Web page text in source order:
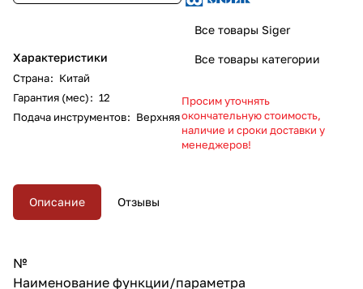
Характеристики
Страна: Китай
Гарантия (мес): 12
Подача инструментов: Верхняя
Все товары Siger
Все товары категории
Просим уточнять
окончательную стоимость,
наличие и сроки доставки у
менеджеров!
Описание Отзывы
№
Наименование функции/параметра